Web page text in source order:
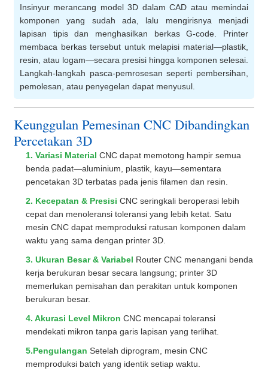
Insinyur merancang model 3D dalam CAD atau memindai
komponen yang sudah ada, lalu mengirisnya menjadi
lapisan tipis dan menghasilkan berkas G-code. Printer
membaca berkas tersebut untuk melapisi material—plastik,
resin, atau logam—secara presisi hingga komponen selesai.
Langkah-langkah pasca-pemrosesan seperti pembersihan,
pemolesan, atau penyegelan dapat menyusul.
Keunggulan Pemesinan CNC Dibandingkan
Percetakan 3D
1. Variasi Material CNC dapat memotong hampir semua
benda padat—aluminium, plastik, kayu—sementara
pencetakan 3D terbatas pada jenis filamen dan resin.
2. Kecepatan & Presisi CNC seringkali beroperasi lebih
cepat dan menoleransi toleransi yang lebih ketat. Satu
mesin CNC dapat memproduksi ratusan komponen dalam
waktu yang sama dengan printer 3D.
3. Ukuran Besar & Variabel Router CNC menangani benda
kerja berukuran besar secara langsung; printer 3D
memerlukan pemisahan dan perakitan untuk komponen
berukuran besar.
4. Akurasi Level Mikron CNC mencapai toleransi
mendekati mikron tanpa garis lapisan yang terlihat.
5.Pengulangan Setelah diprogram, mesin CNC
memproduksi batch yang identik setiap waktu.